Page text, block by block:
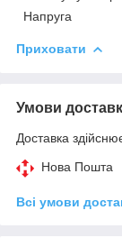
Напруга
Приховати
Умови
Доставка
Нова Пошта
Всі умови